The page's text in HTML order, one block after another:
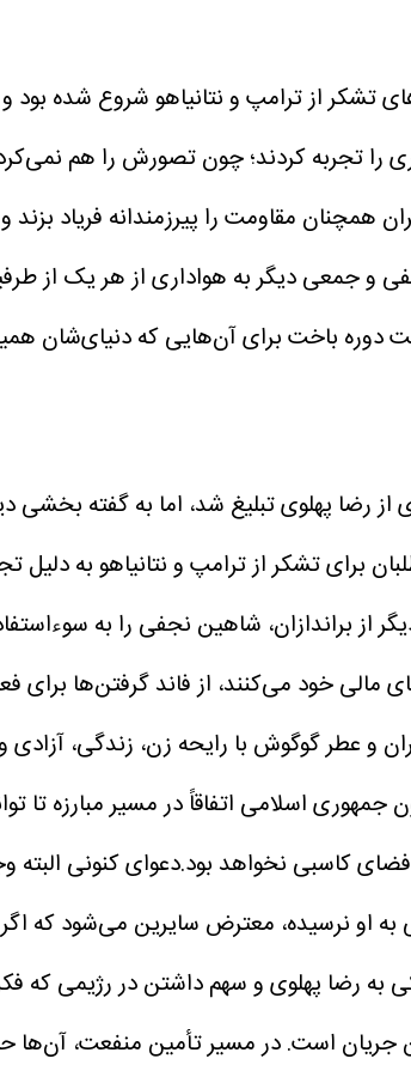
تشکر از ترامپ و نتانیاهو شروع شده
را تجربه کردند؛ چون تصورش را هم
همچنان مقاومت را پیرزمندانه فریاد بزند
و جمعی دیگر به هواداری از هر یک از
دوره باخت برای آن‌هایی که دنیای‌شان
رضا پهلوی تبلیغ شد، اما به گفته بخشی
تشکر از ترامپ و نتانیاهو به دلیل
براندازان، شاهین نجفی را به
مالی خود می‌کنند، از فاند گرفتن‌ها برای
و عطر گوگوش با رایحه زن، زندگی، آزادی
اسلامی اتفاقاً در مسیر مبارزه تا
کاسبی نخواهد بود.دعوای کنونی البته
او نرسیده، معترض سایرین می‌شود که
رضا پهلوی و سهم داشتن در رژیمی که
جریان است. در مسیر تأمین منفعت، آن‌ها